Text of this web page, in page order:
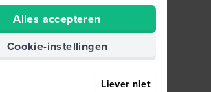
Alles accepteren
Cookie-instellingen
Liever niet